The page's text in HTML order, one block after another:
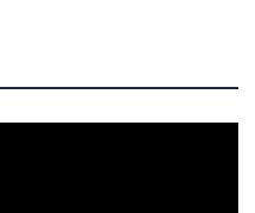
設定はできない
ォリオ反映まで時間がかか